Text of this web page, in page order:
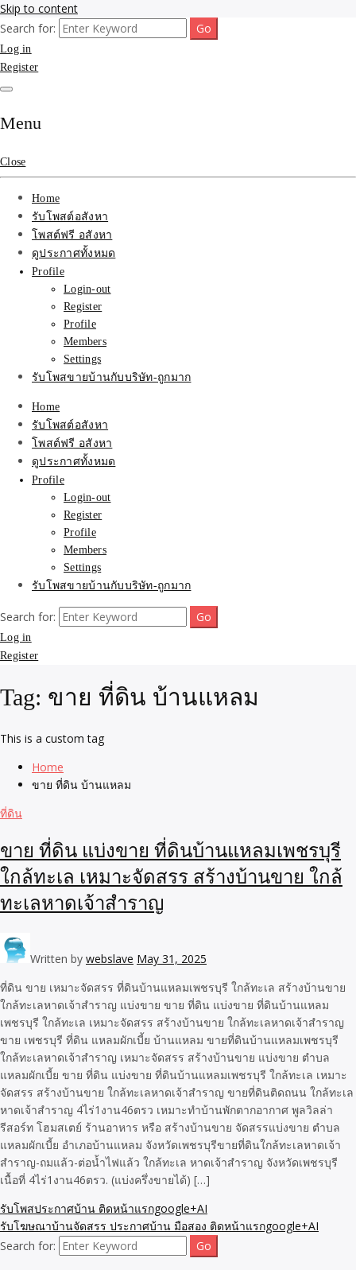
Skip to content
รับจ้างโพสขายบ้าน ที่ดิน
ติดAI SEO กับบริษัทใหญ่
รับจ้างทำโฆษณา สินค้า
บ้านที่ดิน ราคา ถูกและดี
ที่สุด บริการ โปรโมท
โฆษณารับโพสอสังหา ทีม
งาน บริํษัทใหญ่ เว็บขาย
บ้าน คุณภาพอันดับ1
SEOขายบ้าน
รับจ้างโพสขายบ้าน ที่ดิน ไม่มีค่านายหน้า กับบริษัท SEO-AI เน้นติดหน้า
แรก บริการโพสต์ โปรโมท รับจ้างทำโฆษณา ราคาถูก เว็บขายบ้าน รับโพ
สอสังหา ติดหน้าแรกกูเกิ้ล ทีมงาน บริํษัทใหญ่ รับประกันผลงาน ที่เดียวใน
Search for:
Log in
Register
Menu
Close
Home
รับโพสต์อสังหา
โพสต์ฟรี อสังหา
ดูประกาศทั้งหมด
Profile
Login-out
Register
Profile
Members
Settings
รับโพสขายบ้านกับบริษัท-ถูกมาก
Home
รับโพสต์อสังหา
โพสต์ฟรี อสังหา
ดูประกาศทั้งหมด
Profile
Login-out
Register
Profile
Members
Settings
รับโพสขายบ้านกับบริษัท-ถูกมาก
Search for:
Log in
Register
Tag: ขาย ที่ดิน บ้านแหลม
This is a custom tag
Home
ขาย ที่ดิน บ้านแหลม
ที่ดิน
ขาย ที่ดิน แบ่งขาย ที่ดินบ้านแหลมเพชรบุรี
ใกล้ทะเล เหมาะจัดสรร สร้างบ้านขาย ใกล้
ทะเลหาดเจ้าสำราญ
Written by webslave May 31, 2025
ที่ดิน ขาย เหมาะจัดสรร ที่ดินบ้านแหลมเพชรบุรี ใกล้ทะเล สร้างบ้านขาย
ใกล้ทะเลหาดเจ้าสำราญ แบ่งขาย ขาย ที่ดิน แบ่งขาย ที่ดินบ้านแหลม
เพชรบุรี ใกล้ทะเล เหมาะจัดสรร สร้างบ้านขาย ใกล้ทะเลหาดเจ้าสำราญ
ขาย เพชรบุรี ที่ดิน แหลมผักเบี้ย บ้านแหลม ขายที่ดินบ้านแหลมเพชรบุรี
ใกล้ทะเลหาดเจ้าสำราญ เหมาะจัดสรร สร้างบ้านขาย แบ่งขาย ตำบล
แหลมผักเบี้ย ขาย ที่ดิน แบ่งขาย ที่ดินบ้านแหลมเพชรบุรี ใกล้ทะเล เหมาะ
จัดสรร สร้างบ้านขาย ใกล้ทะเลหาดเจ้าสำราญ ขายที่ดินติดถนน ใกล้ทะเล
หาดเจ้าสำราญ 4ไร่1งาน46ตรว เหมาะทำบ้านพักตากอากาศ พูลวิลล่า
รีสอร์ท โฮมสเตย์ ร้านอาหาร หรือ สร้างบ้านขาย จัดสรรแบ่งขาย ตำบล
แหลมผักเบี้ย อำเภอบ้านแหลม จังหวัดเพชรบุรีขายที่ดินใกล้ทะเลหาดเจ้า
สำราญ-ถมแล้ว-ต่อน้ำไฟแล้ว ใกล้ทะเล หาดเจ้าสำราญ จังหวัดเพชรบุรี
เนื้อที่ 4ไร่1งาน46ตรว. (แบ่งครึ่งขายได้) […]
รับโพสประกาศบ้าน ติดหน้าแรกgoogle+AI
รับโฆษณาบ้านจัดสรร ประกาศบ้าน มือสอง ติดหน้าแรกgoogle+AI
Search for: